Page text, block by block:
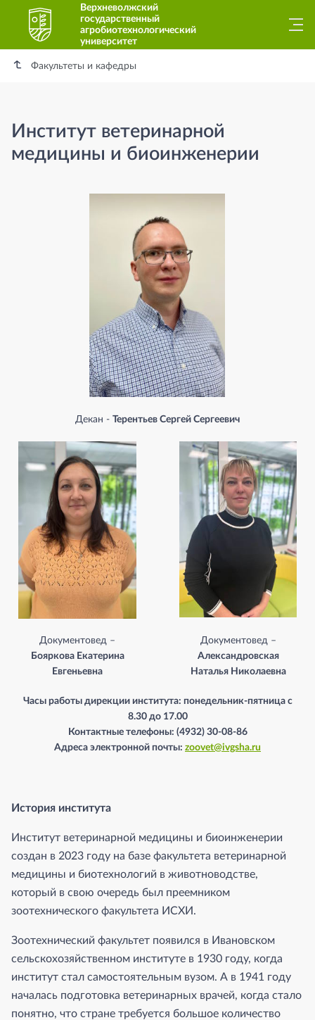
Верхневолжский
государственный
агробиотехнологический
университет
Факультеты и кафедры
Институт ветеринарной
медицины и биоинженерии
Декан - Терентьев Сергей Сергеевич
Документовед –
Бояркова Екатерина
Евгеньевна
Документовед –
Александровская
Наталья Николаевна
Часы работы дирекции института: понедельник-пятница с
8.30 до 17.00
Контактные телефоны: (4932) 30-08-86
Адреса электронной почты: zoovet@ivgsha.ru
История института
Институт ветеринарной медицины и биоинженерии
создан в 2023 году на базе факультета ветеринарной
медицины и биотехнологий в животноводстве,
который в свою очередь был преемником
зоотехнического факультета ИСХИ.
Зоотехнический факультет появился в Ивановском
сельскохозяйственном институте в 1930 году, когда
институт стал самостоятельным вузом. А в 1941 году
началась подготовка ветеринарных врачей, когда стало
понятно, что стране требуется большое количество